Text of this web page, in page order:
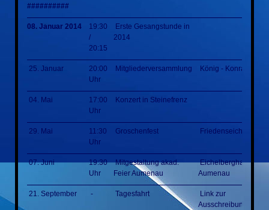
##########
08. Januar 2014
19:30
/
20:15
Erste Gesangstunde in
2014
25. Januar
20:00
Uhr
Mitgliederversammlung König - Konrad -
04. Mai
17:00
Uhr
Konzert in Steinefrenz
29. Mai
11:30
Uhr
Groschenfest Friedenseiche
07. Juni
19:30
Uhr
Mitgestaltung akad.
Feier Aumenau
Eichelberghalle
Aumenau
21. September - Tagesfahrt
Link zur
Ausschreibung